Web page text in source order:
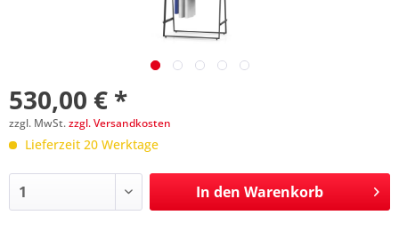
530,00 € *
zzgl. MwSt.zzgl. Versandkosten
Lieferzeit 20 Werktage
In den Warenkorb